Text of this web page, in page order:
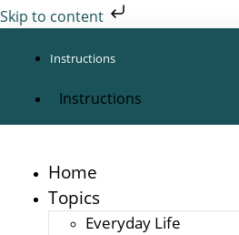
Skip to content
Instructions
Instructions
Home
Topics
Everyday Life